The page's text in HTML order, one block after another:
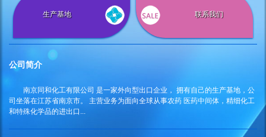
生产基地 联系我们
公司简介
南京同和化工有限公司 是一家外向型出口企业， 拥有自己的生产基地，公
司坐落在江苏省南京市。 主营业务为面向全球从事农药 医药中间体，精细化工
和特殊化学品的进出口...